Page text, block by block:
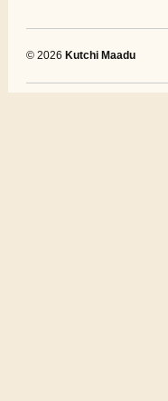
© 2026 Kutchi Maadu